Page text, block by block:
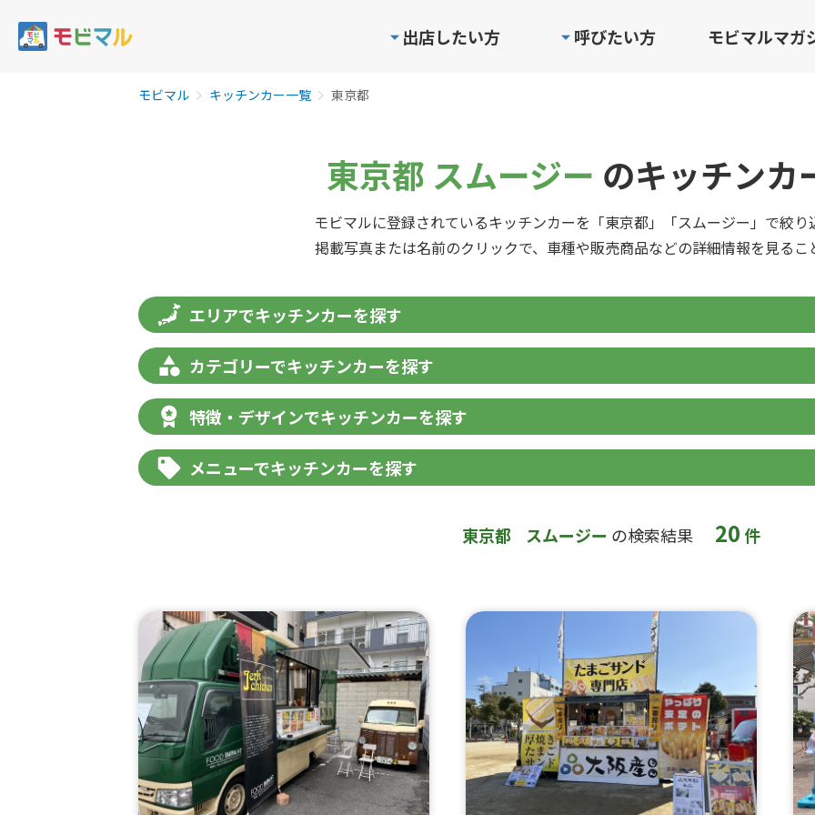
出店したい方 呼びたい方 モビマルマガ
モビマル キッチンカー一覧 東京都
東京都 スムージー のキッチンカ
モビマルに登録されているキッチンカーを「東京都」「スムージー」で絞り
掲載写真または名前のクリックで、車種や販売商品などの詳細情報を見るこ
エリアでキッチンカーを探す
カテゴリーでキッチンカーを探す
特徴・デザインでキッチンカーを探す
メニューでキッチンカーを探す
東京都 スムージー の検索結果 20件